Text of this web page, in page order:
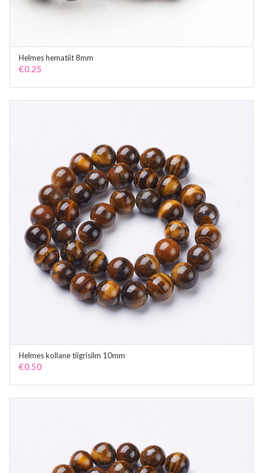
Helmes hematiit 8mm
€0.25
ADD TO CART
Helmes kollane tiigrisilm 10mm
€0.50